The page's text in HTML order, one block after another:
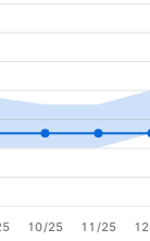
10/25 11/25